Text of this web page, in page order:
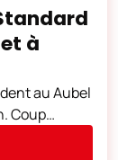
à
au Aubel